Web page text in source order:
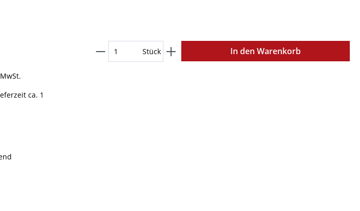
Stück In den Warenkorb
ca. 1